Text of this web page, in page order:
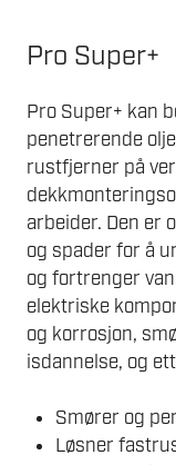
Pro Super+
Pro Super+ kan
penetrerende
rustfjerner på
arbeider. Den er
og spader for å
og fortrenger
elektriske
og korrosjon,
isdannelse, og
Smører og
Løsner